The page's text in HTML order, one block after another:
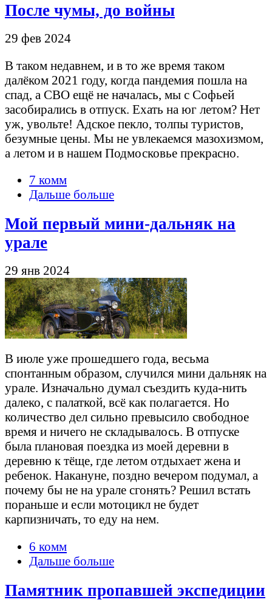
После чумы, до войны
29 фев 2024
В таком недавнем, и в то же время таком
далёком 2021 году, когда пандемия пошла на
спад, а СВО ещё не началась, мы с Софьей
засобирались в отпуск. Ехать на юг летом? Нет
уж, увольте! Адское пекло, толпы туристов,
безумные цены. Мы не увлекаемся мазохизмом,
а летом и в нашем Подмосковье прекрасно.
7 комм
Дальше больше
Мой первый мини-дальняк на
урале
29 янв 2024
В июле уже прошедшего года, весьма
спонтанным образом, случился мини дальняк на
урале. Изначально думал съездить куда-нить
далеко, с палаткой, всё как полагается. Но
количество дел сильно превысило свободное
время и ничего не складывалось. В отпуске
была плановая поездка из моей деревни в
деревню к тёще, где летом отдыхает жена и
ребенок. Накануне, поздно вечером подумал, а
почему бы не на урале сгонять? Решил встать
пораньше и если мотоцикл не будет
карпизничать, то еду на нем.
6 комм
Дальше больше
Памятник пропавшей экспедиции